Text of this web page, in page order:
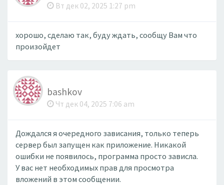
Вт дек 02, 2025 1:27 pm
хорошо, сделаю так, буду ждать, сообщу Вам что
произойдет
bashkov
Чт дек 04, 2025 7:06 am
Дождался я очередного зависания, только теперь
сервер был запущен как приложение. Никакой
ошибки не появилось, программа просто зависла.
У вас нет необходимых прав для просмотра
вложений в этом сообщении.